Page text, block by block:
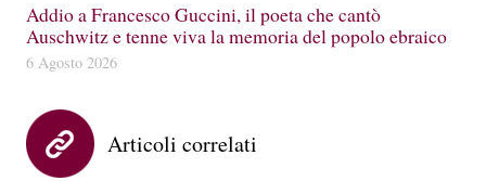
Addio a Francesco Guccini, il poeta che cantò
Auschwitz e tenne viva la memoria del popolo ebraico
6 Agosto 2026
Articoli correlati